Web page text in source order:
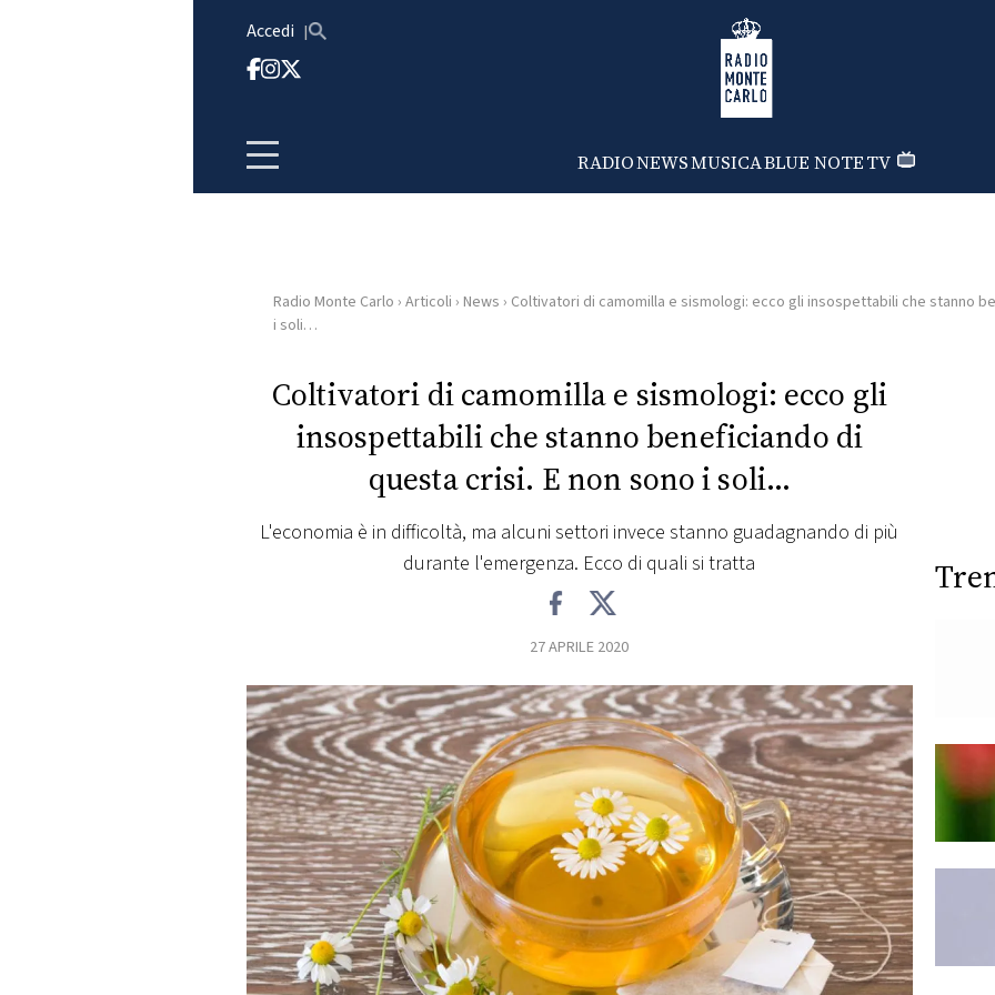
Accedi Radio Monte Carlo
RADIONEWSMUSICABLUE NOTETV
HOME
PLAYLIST
CONCORSI
EVENTI
VIDEO
TV
PRINCIPATO
Radio Monte Carlo › Articoli › News › Coltivatori di camomilla e sismologi: ecco gli insospettabili che stanno
i soli…
Coltivatori di camomilla e sismologi: ecco gli
insospettabili che stanno beneficiando di
questa crisi. E non sono i soli…
L'economia è in difficoltà, ma alcuni settori invece stanno guadagnando di più
durante l'emergenza. Ecco di quali si tratta
27 APRILE 2020